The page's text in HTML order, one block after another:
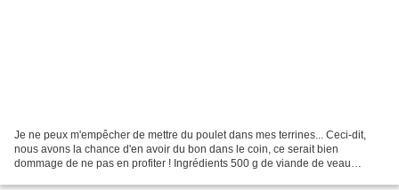
Je ne peux m'empêcher de mettre du poulet dans mes terrines... Ceci-dit,
nous avons la chance d'en avoir du bon dans le coin, ce serait bien
dommage de ne pas en profiter ! Ingrédients 500 g de viande de veau